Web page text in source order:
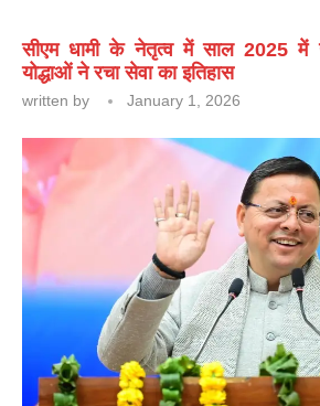
सीएम धामी के नेतृत्व में साल 2025 में
योद्धाओं ने रचा सेवा का इतिहास
written by January 1, 2026